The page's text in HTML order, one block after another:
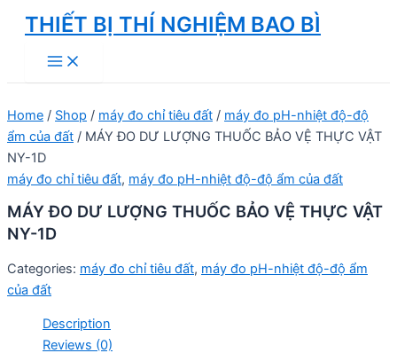
Skip
content
THIẾT BỊ THÍ NGHIỆM BAO BÌ
Main
Menu
Home / Shop / máy đo chỉ tiêu đất / máy đo pH-nhiệt độ-độ
ẩm của đất / MÁY ĐO DƯ LƯỢNG THUỐC BẢO VỆ THỰC VẬT
NY-1D
máy đo chỉ tiêu đất, máy đo pH-nhiệt độ-độ ẩm của đất
MÁY ĐO DƯ LƯỢNG THUỐC BẢO VỆ THỰC VẬT
NY-1D
Categories: máy đo chỉ tiêu đất, máy đo pH-nhiệt độ-độ ẩm
của đất
Description
Reviews (0)